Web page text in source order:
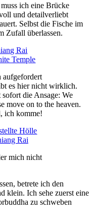
ich eine Brücke
und detailverliebt
Selbst die Fische im
Zufall überlassen.
aufgefordert
es hier nicht wirklich.
die Ansage: We
move on to the heaven.
ich komme!
mich nicht
betrete ich den
klein. Ich sehe zuerst eine
zu schweben